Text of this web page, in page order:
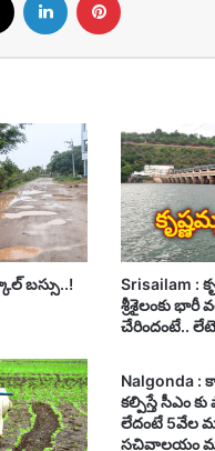
బస్సు..!
Srisailam :
శ్రీశైలంకు భారీ
చేరిందంటే..
Nalgonda :
కల్పిస్తే సీఎం
లేదంటే 5వేల
సచివాలయం